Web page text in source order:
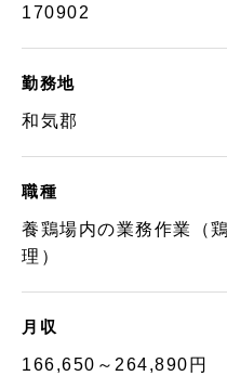
170902
勤務地
和気郡
職種
養鶏場内の業務作業（
理）
月収
166,650～264,890円